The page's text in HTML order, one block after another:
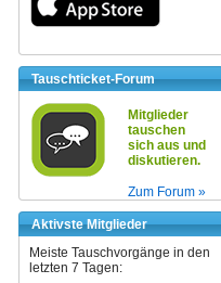
Tauschticket-Forum
Mitglieder
tauschen
sich aus und
diskutieren.
Zum Forum »
Aktivste Mitglieder
Meiste Tauschvorgänge in den
letzten 7 Tagen: